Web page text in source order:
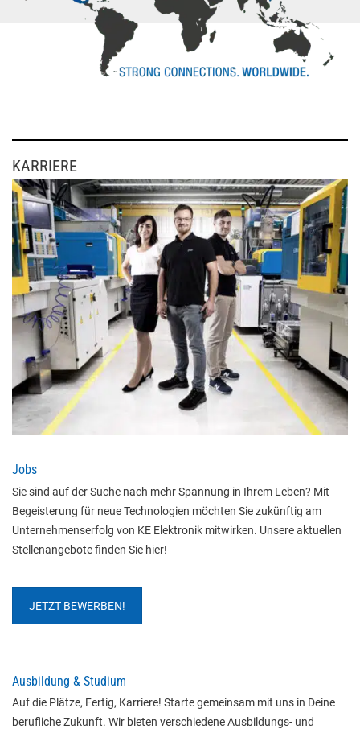
KARRIERE
Jobs
Sie sind auf der Suche nach mehr Spannung in Ihrem Leben? Mit
Begeisterung für neue Technologien möchten Sie zukünftig am
Unternehmenserfolg von KE Elektronik mitwirken. Unsere aktuellen
Stellenangebote finden Sie hier!
JETZT BEWERBEN!
Ausbildung & Studium
Auf die Plätze, Fertig, Karriere! Starte gemeinsam mit uns in Deine
berufliche Zukunft. Wir bieten verschiedene Ausbildungs- und